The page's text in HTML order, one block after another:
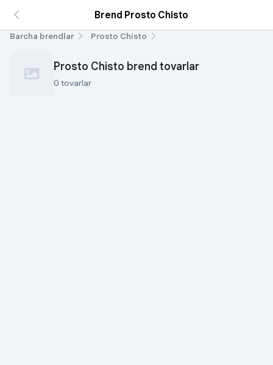
Brend Prosto Chisto
Barcha brendlar Prosto Chisto
Prosto Chisto brend tovarlar
0 tovarlar